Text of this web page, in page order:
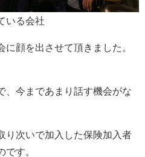
いる会社
顔を出させて頂きました。
、今まであまり話す機会がな
り次いで加入した保険加入者
です。